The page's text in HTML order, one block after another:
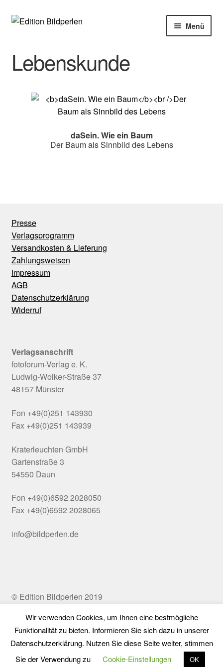
Zur
Zum
Menü
Autoren
Lebenskunde
daSein. Wie ein Baum
Der Baum als Sinnbild des Lebens
Presse
Verlagsprogramm
Versandkosten & Lieferung
Zahlungsweisen
Impressum
AGB
Datenschutzerklärung
Widerruf
Verlagsanschrift
fotoforum-Verlag e. K.
Ludwig-Wolker-Straße 37
48157 Münster
Fon +49(0)251 143930
Fax +49(0)251 143939
Kraterleuchten GmbH
Gartenstraße 3
54550 Daun
Fon +49(0)6592 2028050
Fax +49(0)6592 2028065
info@bildperlen.de
© Edition Bildperlen 2019
Vertrag widerrufen
Suchen
Suchen
0
Wir verwenden Cookies, um Ihnen eine bestmögliche
Funktionalität zu bieten. Informieren Sie sich dazu in unserer
Datenschutzerklärung. Nutzen Sie diese Seite weiter, stimmen
Sie der Verwendung zu
Cookie-Einstellungen OK